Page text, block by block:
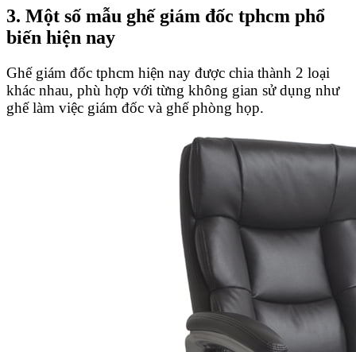
3. Một số mẫu ghế giám đốc tphcm phổ
biến hiện nay
Ghế giám đốc tphcm hiện nay được chia thành 2 loại
khác nhau, phù hợp với từng không gian sử dụng như
ghế làm việc giám đốc và ghế phòng họp.